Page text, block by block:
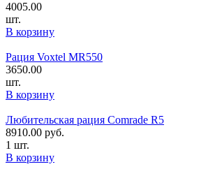
4005.00
шт.
В корзину
Рация Voxtel MR550
3650.00
шт.
В корзину
Любительская рация Comrade R5
8910.00 руб.
1 шт.
В корзину